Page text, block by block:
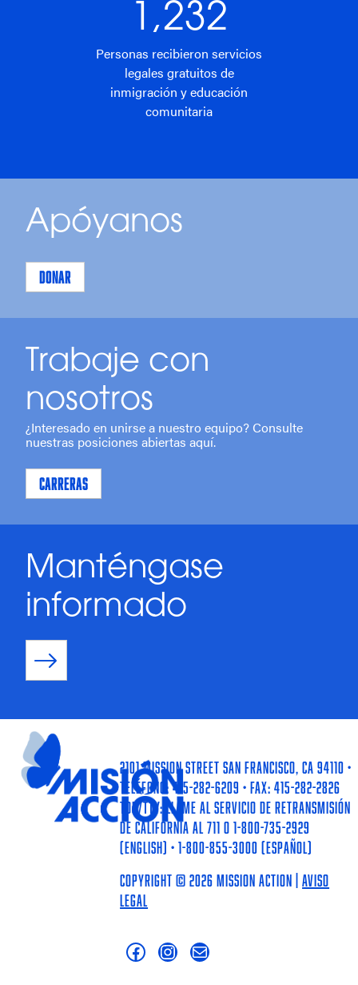
1,232
Personas recibieron servicios
legales gratuitos de
inmigración y educación
comunitaria
Apóyanos
DONAR
Trabaje con
nosotros
¿Interesado en unirse a nuestro equipo? Consulte
nuestras posiciones abiertas aquí.
CARRERAS
Manténgase
informado
2101 Mission Street San Francisco, CA 94110 •
Teléfono: 415-282-6209 • Fax: 415-282-2826
TDD/TTY: llame al Servicio de Retransmisión
de California al 711 o 1-800-735-2929
(English) • 1-800-855-3000 (Español)
Copyright © 2026 Mission Action |Aviso
Legal
Facebook Instagram Mail